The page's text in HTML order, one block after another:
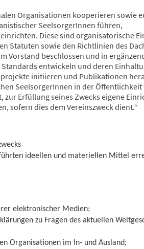
Organisationen kooperieren sowie
SeelsorgerInnen führen,
Diese sind organisatorische
Statuten sowie den Richtlinien des
Vorstand beschlossen und in
entwickeln und deren
initiieren und Publikationen
SeelsorgerInnen in der
zur Erfüllung seines Zwecks eigene
sofern dies dem Vereinszweck dient.“
ideellen und materiellen Mittel
elektronischer Medien;
zu Fragen des aktuellen
Organisationen im In- und Ausland;